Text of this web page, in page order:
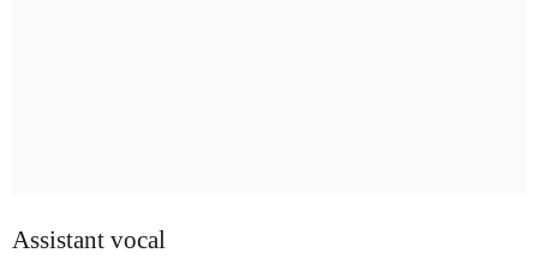
Assistant vocal